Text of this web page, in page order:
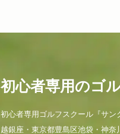
初心者専用のゴ
初心者専用ゴルフスクール『サ
越銀座・東京都豊島区池袋・神